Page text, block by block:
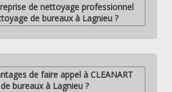
de nettoyage professionnel
de bureaux à Lagnieu ?
de faire appel à CLEANART
bureaux à Lagnieu ?